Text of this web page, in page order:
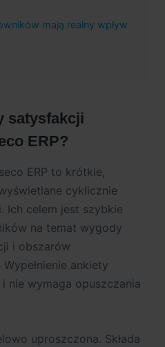
mają realny wpływ
satysfakcji
ERP?
ERP to krótkie,
cyklicznie
Ich celem jest szybkie
na temat wygody
i obszarów
ankiety
nie wymaga opuszczania
uproszczona. Składa